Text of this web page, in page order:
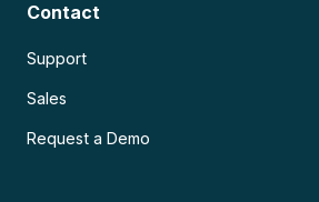
Contact
Support
Sales
Request a Demo